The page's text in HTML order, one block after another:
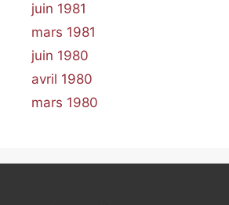
juin 1981
mars 1981
juin 1980
avril 1980
mars 1980